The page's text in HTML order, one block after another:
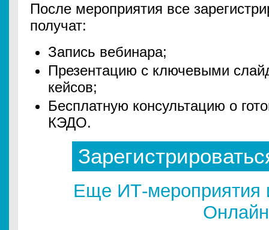
После мероприятия все
получат:
Запись вебинара;
Презентацию с ключевыми
кейсов;
Бесплатную консультацию о
КЭДО.
Еще ИТ-мероприятия
Онлайн